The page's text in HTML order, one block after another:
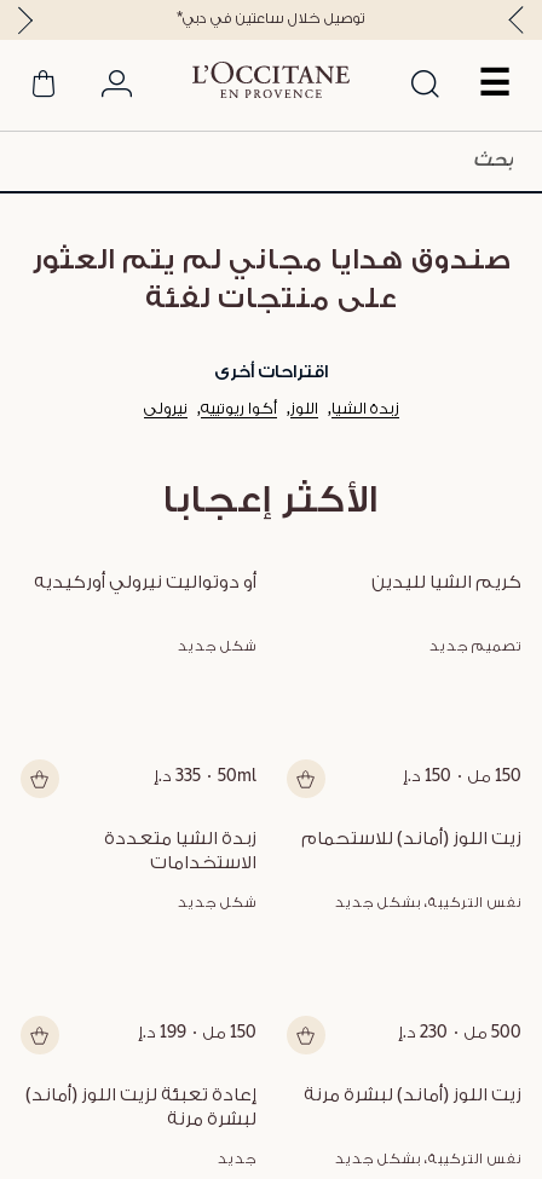
☰
*توصيل خلال ساعتين في دبي
صندوق هدايا مجاني لم يتم العثور
على منتجات لفئة
اقتراحات أخرى
زبدة الشيا اللوز أكوا ريوتييه نيرولي
الأكثر إعجابا
كريم الشيا لليدين
تصميم جديد
150 مل 150 د.إ
أو دوتواليت نيرولي أوركيديه
شكل جديد
50ml 335 د.إ
زيت اللوز (أماند) للاستحمام
نفس التركيبة، بشكل جديد
500 مل 230 د.إ
الاستخدامات
شكل جديد
150 مل 199 د.إ
زيت اللوز (أماند) لبشرة مرنة
نفس التركيبة، بشكل جديد
لبشرة مرنة
جديد